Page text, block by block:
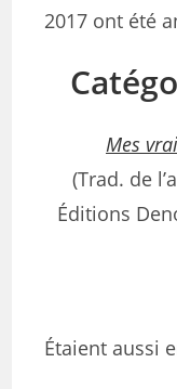
2017 ont été
Mes
(Trad. de
Éditions
Étaient aussi